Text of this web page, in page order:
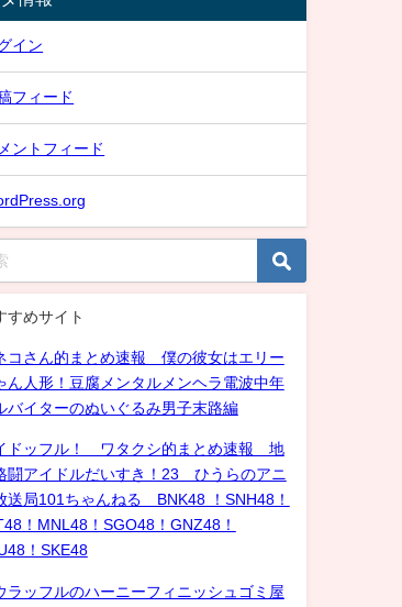
イン
フィード
ントフィード
すめサイト
コさん的まとめ速報 僕の彼女はエリー
ん人形！豆腐メンタルメンヘラ電波中年
バイターのぬいぐるみ男子末路編
ドッフル！ ワタクシ的まとめ速報 地
闘アイドルだいすき！23 ひうらのアニ
送局101ちゃんねる BNK48 ！SNH48！
！MNL48！SGO48！GNZ48！
！SKE48
ラッフルのハーニーフィニッシュゴミ屋